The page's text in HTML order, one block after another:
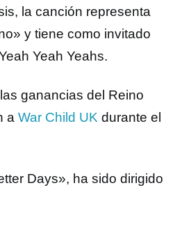
la canción representa
y tiene como invitado
Yeah Yeahs.
ganancias del Reino
a War Child UK durante el
Days», ha sido dirigido